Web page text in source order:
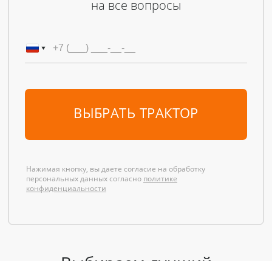
на все вопросы
ВЫБРАТЬ ТРАКТОР
Нажимая кнопку, вы даете согласие на обработку
персональных данных согласно политике
конфиденциальности